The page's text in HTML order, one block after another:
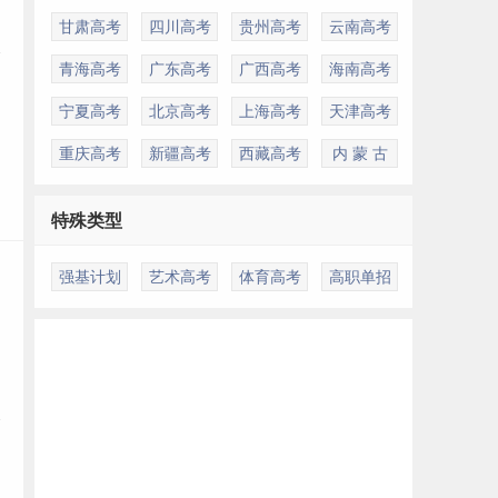
甘肃高考 四川高考 贵州高考 云南高考
青海高考 广东高考 广西高考 海南高考
宁夏高考 北京高考 上海高考 天津高考
重庆高考 新疆高考 西藏高考 内 蒙 古
特殊类型
强基计划 艺术高考 体育高考 高职单招